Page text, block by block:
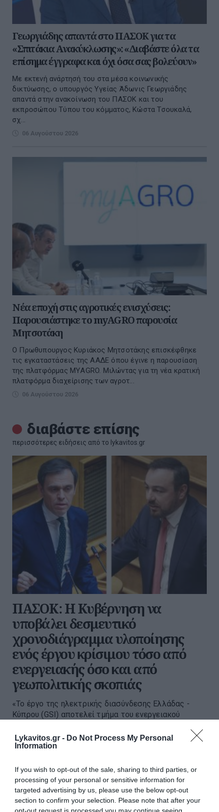
Lykavitos.gr - Do Not Process My Personal
Information
If you wish to opt-out of the sale, sharing to third parties, or
processing of your personal or sensitive information for
targeted advertising by us, please use the below opt-out
section to confirm your selection. Please note that after your
opt-out request is processed you may continue seeing
Γεωργιάδης απαντά στο ΠΑΣΟΚ για τα
«Σπιτάκια Ανακύκλωσης»: «Διαβάστε όλα τα
επίσημα έγγραφα και όχι όσα σας βολεύουν»
Με εκτενή ανάρτησή του στα μέσα κοινωνικής
δικτύωσης, ο υπουργός Υγείας Άδωνις Γεωργιάδης
απαντά στην ανακοίνωση του ΠΑΣΟΚ και του
εκπροσώπου Τύπου του κόμματος, Κώστα Τσουκαλά,
σχ...
06 Αυγούστου 2026
Νέα εποχή στις αγροτικές ενισχύσεις:
Παρουσιάστηκε το myAGRO παρουσία
Μητσοτάκη
O Πρωθυπουργος Κυριάκος Μητσοτάκης επισκέφθηκε
τις εγκαταστάσεις της ΑΑΔΕ όπου έγινε η παρουσίαση
της πλατφόρμας ΜΥAGRO. Μιλώντας για τη νέα κρατική
πλατφόρμα διαχείρισης των αγροτ...
06 Αυγούστου 2026
διαβάστε επίσης
περισσότερες ειδήσεις από το lykavitos.gr
ΠΑΣΟΚ: Η Κυβέρνηση να
υποβάλει δεσμευτικό
χρονοδιάγραμμα υλοποίησης
ενός έργου κρίσιμου τόσο από
ενεργειακής όσο και από
γεωπολιτικής σκοπιάς
«Το έργο της ηλεκτρικής διασύνδεσης Ελλάδας -
Κύπρου (GSI) αποτελεί τμήμα του ενεργειακού
Κυβέρνηση ΠΑΣΟΚ Γ. Παπανδρέου, το οποίο το 2013
εντάχθηκε στα χρηματοδοτούμενα...